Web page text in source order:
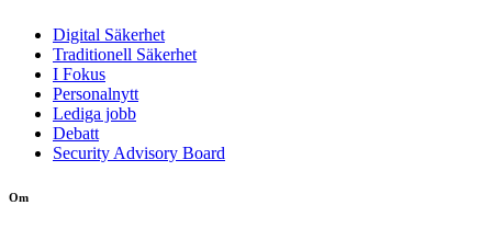
Digital Säkerhet
Traditionell Säkerhet
I Fokus
Personalnytt
Lediga jobb
Debatt
Security Advisory Board
Om